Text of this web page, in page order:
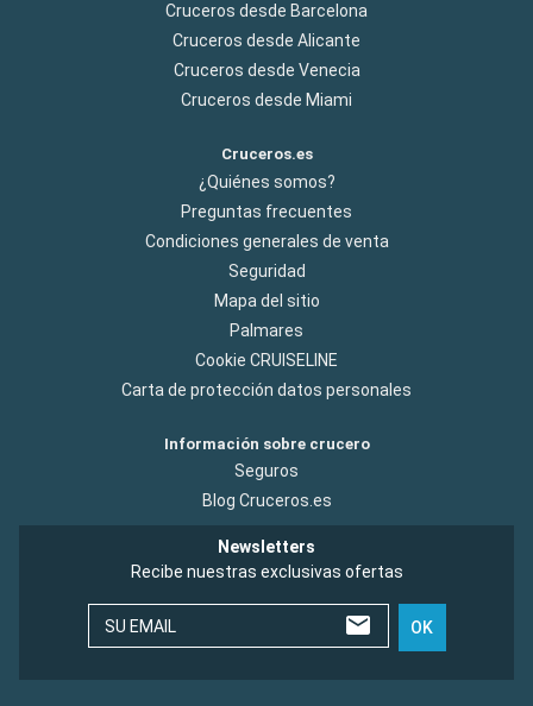
Cruceros desde Barcelona
Cruceros desde Alicante
Cruceros desde Venecia
Cruceros desde Miami
Cruceros.es
¿Quiénes somos?
Preguntas frecuentes
Condiciones generales de venta
Seguridad
Mapa del sitio
Palmares
Cookie CRUISELINE
Carta de protección datos personales
Información sobre crucero
Seguros
Blog Cruceros.es
Newsletters
Recibe nuestras exclusivas ofertas
SU EMAIL OK